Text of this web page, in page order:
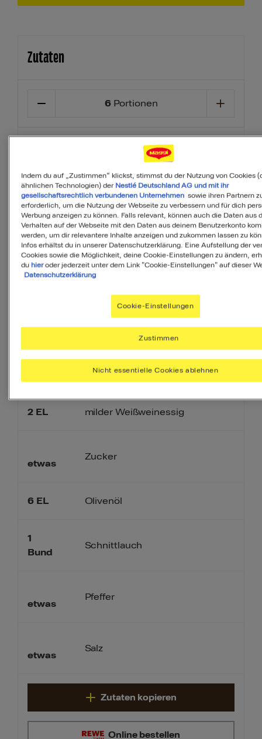
Zutaten
6Portionen
360 g
200
g
200
200
2 EL
etwas
6 EL
1
Bund
etwas
etwas
Möhren
Frühlingszwiebeln
Zucchini
gelbe Paprikaschoten
milder Weißweinessig
Zucker
Olivenöl
Schnittlauch
Pfeffer
Salz
Online bestellen
Zutaten kopieren
Indem du auf „Zustimmen“ klickst, stimmst du der Nutzung von Cookies
ähnlichen Technologien) der Nestlé Deutschland AG und mit ihr
gesellschaftsrechtlich verbundenen Unternehmensowie ihren Partnern
erforderlich, um die Nutzung der Webseite zu verbessern und für dich
Werbung anzeigen zu können. Falls relevant, können auch die Daten aus
Verhalten auf der Webseite mit den Daten aus deinem Benutzerkonto
werden, um dir relevantere Inhalte anzeigen und zukommen lassen zu
Infos erhältst du in unserer Datenschutzerklärung. Eine Aufstellung der
Cookies sowie die Möglichkeit, deine Cookie-Einstellungen zu ändern,
du hieroder jederzeit unter dem Link "Cookie-Einstellungen" auf dieser
Datenschutzerklärung
Cookie-Einstellungen
Nicht essentielle Cookies ablehnen
Zustimmen